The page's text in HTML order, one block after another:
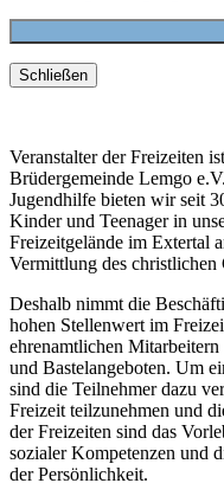
Schließen
Veranstalter der Freizeiten
Brüdergemeinde Lemgo
Jugendhilfe bieten wir seit
Kinder und Teenager in
Freizeitgelände im Extertal
Vermittlung des christlichen
Deshalb nimmt die
hohen Stellenwert im
ehrenamtlichen Mitarbeitern
und Bastelangeboten. Um
sind die Teilnehmer dazu
Freizeit teilzunehmen und
der Freizeiten sind das
sozialer Kompetenzen und
der Persönlichkeit.